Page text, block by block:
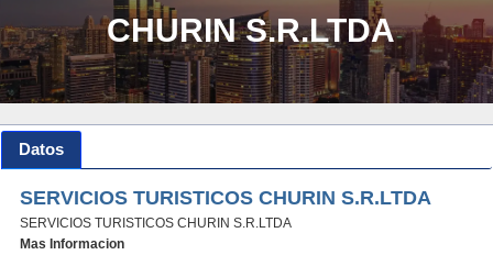
CHURIN S.R.LTDA
Datos
SERVICIOS TURISTICOS CHURIN S.R.LTDA
SERVICIOS TURISTICOS CHURIN S.R.LTDA
Mas Informacion